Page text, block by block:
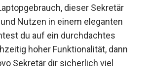
dieser Sekretär
Nutzen in einem eleganten
du auf ein durchdachtes
hoher Funktionalität, dann
Sekretär dir sicherlich viel